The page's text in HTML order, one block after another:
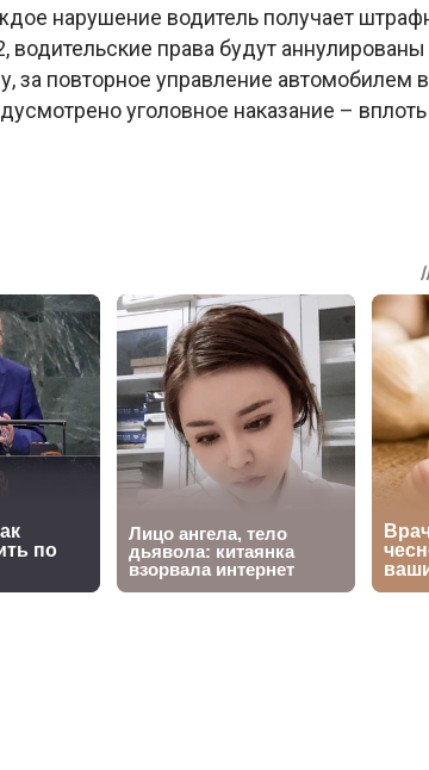
нарушение водитель получает
права будут аннулированы
за повторное управление автомобилем в
уголовное наказание –